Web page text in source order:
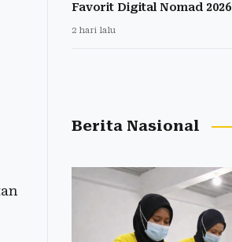
Favorit Digital Nomad 2026
2 hari lalu
Berita Nasional